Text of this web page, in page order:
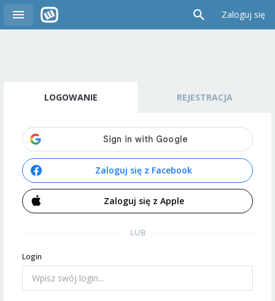
Zaloguj się
LOGOWANIE REJESTRACJA
Zaloguj się z Facebook
Zaloguj się z Apple
LUB
Login